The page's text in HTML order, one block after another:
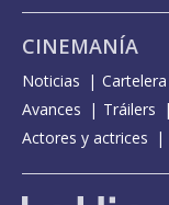
CINEMANÍA
Noticias Cartelera
Avances
Tráilers
Actores y actrices